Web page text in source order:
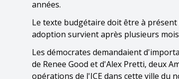
années.
Le texte budgétaire doit être à
adoption survient après plusieurs
Les démocrates demandaient
de Renee Good et d'Alex Pretti, deux
opérations de l'ICE dans cette ville du